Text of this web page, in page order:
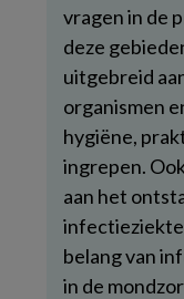
vragen in de
deze
uitgebreid
organismen
hygiëne,
ingrepen.
aan het
belang van
in de